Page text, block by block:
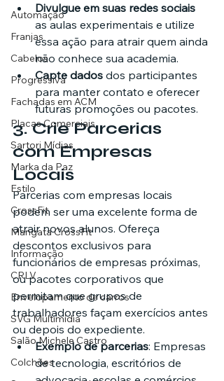
Automação
Franjas
Cabelos
Progressiva
Fachadas em ACM
Placas Comerciais
Sartori Mídias
Marka da Paz
Estilo
CrossFit
Mangata CrossFit
Informação
CRLV
Envelopamento de carros
SVG Multimídia
Salão Michele Castro
Colchões
Divulgue em suas redes sociais
as aulas experimentais e utilize
essa ação para atrair quem ainda
não conhece sua academia.
Capte dados dos participantes
para manter contato e oferecer
futuras promoções ou pacotes.
3. Crie Parcerias
com Empresas
Locais
Parcerias com empresas locais
podem ser uma excelente forma de
atrair novos alunos. Ofereça
descontos exclusivos para
funcionários de empresas próximas,
ou pacotes corporativos que
permitam que grupos de
trabalhadores façam exercícios antes
ou depois do expediente.
Exemplo de parcerias: Empresas
de tecnologia, escritórios de